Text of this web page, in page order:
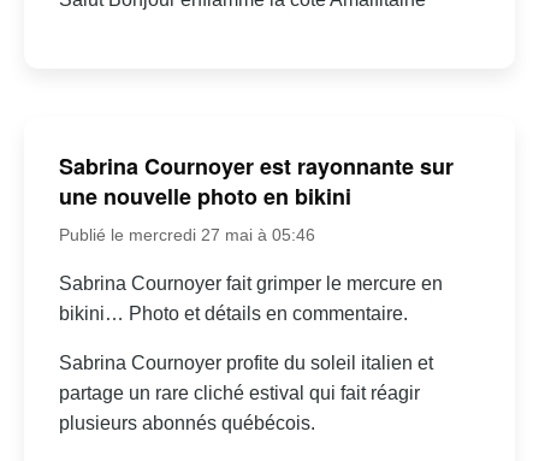
Sabrina Cournoyer est rayonnante sur
une nouvelle photo en bikini
Publié le mercredi 27 mai à 05:46
Sabrina Cournoyer fait grimper le mercure en
bikini… Photo et détails en commentaire.
Sabrina Cournoyer profite du soleil italien et
partage un rare cliché estival qui fait réagir
plusieurs abonnés québécois.